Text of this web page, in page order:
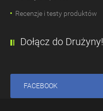
Recenzje i testy produktów
Dołącz do Drużyny!
FACEBOOK